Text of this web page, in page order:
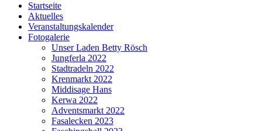
Startseite
Aktuelles
Veranstaltungskalender
Fotogalerie
Unser Laden Betty Rösch
Jungferla 2022
Stadtradeln 2022
Krenmarkt 2022
Middisage Hans
Kerwa 2022
Adventsmarkt 2022
Fasalecken 2023